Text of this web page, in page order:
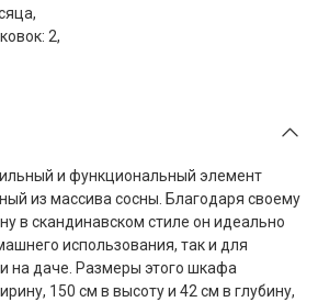
2,
и функциональный элемент
из массива сосны. Благодаря своему
в скандинавском стиле он идеально
использования, так и для
на даче. Размеры этого шкафа
150 см в высоту и 42 см в глубину,